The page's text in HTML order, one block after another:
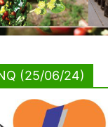
(25/06/24)